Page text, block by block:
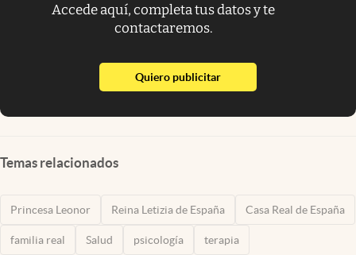
Accede aquí, completa tus datos y te
contactaremos.
Quiero publicitarabre en nueva pestaña
Temas relacionados
Princesa Leonor Reina Letizia de España Casa Real de España
familia real Salud psicología terapia